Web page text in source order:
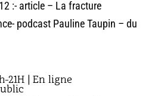
:- article – La fracture
podcast Pauline Taupin – du
21H | En ligne